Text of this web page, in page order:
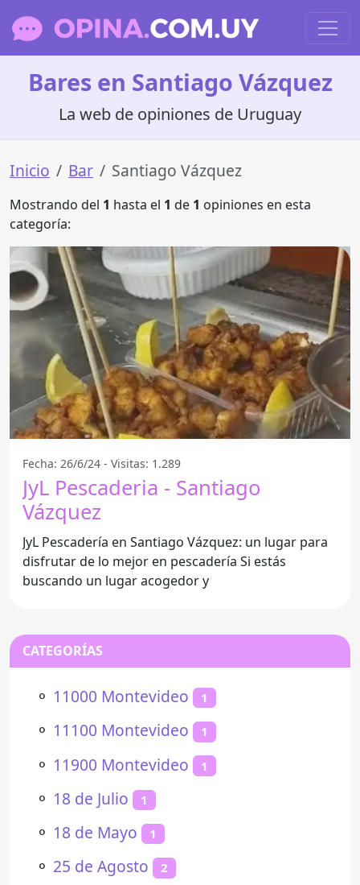
Bares en Santiago Vázquez
La web de opiniones de Uruguay
Inicio Bar Santiago Vázquez
Mostrando del 1 hasta el 1 de 1 opiniones en esta
categoría:
Fecha: 26/6/24 - Visitas: 1.289
JyL Pescaderia - Santiago
Vázquez
JyL Pescadería en Santiago Vázquez: un lugar para
disfrutar de lo mejor en pescadería Si estás
buscando un lugar acogedor y
CATEGORÍAS
⚬ 11000 Montevideo 1
⚬ 11100 Montevideo 1
⚬ 11900 Montevideo 1
⚬ 18 de Julio 1
⚬ 18 de Mayo 1
⚬ 25 de Agosto 2